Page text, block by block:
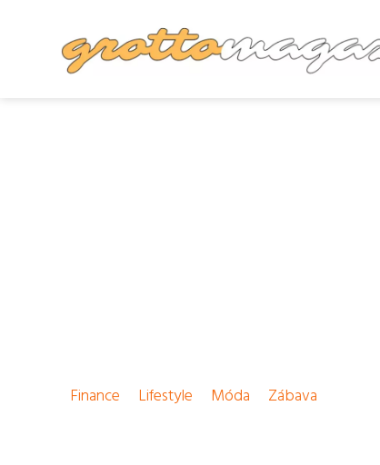
Finance Lifestyle Móda Zábava